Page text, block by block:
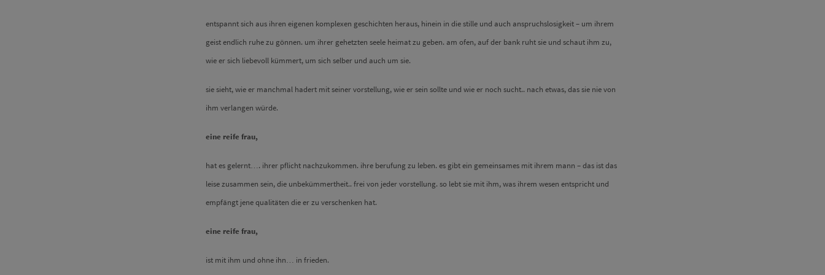
entspannt sich aus ihren eigenen komplexen geschichten heraus, hinein in die stille und auch anspruchslosigkeit – um ihrem
geist endlich ruhe zu gönnen. um ihrer gehetzten seele heimat zu geben. am ofen, auf der bank ruht sie und schaut ihm zu,
wie er sich liebevoll kümmert, um sich selber und auch um sie.
sie sieht, wie er manchmal hadert mit seiner vorstellung, wie er sein sollte und wie er noch sucht.. nach etwas, das sie nie von
ihm verlangen würde.
eine reife frau,
hat es gelernt…. ihrer pflicht nachzukommen. ihre berufung zu leben. es gibt ein gemeinsames mit ihrem mann – das ist das
leise zusammen sein, die unbekümmertheit.. frei von jeder vorstellung. so lebt sie mit ihm, was ihrem wesen entspricht und
empfängt jene qualitäten die er zu verschenken hat.
eine reife frau,
ist mit ihm und ohne ihn… in frieden.